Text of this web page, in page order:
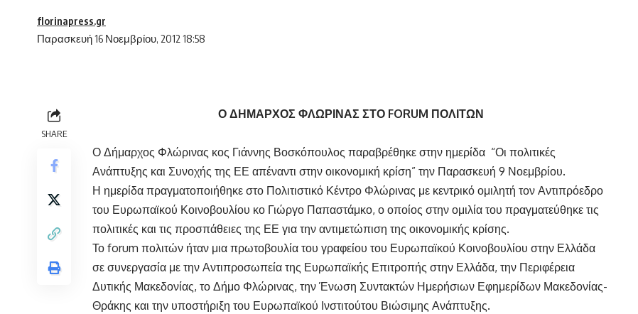
Παρασκευή 16 Νοεμβρίου, 2012 18:58
florinapress.gr
SHARE
Ο ΔΗΜΑΡΧΟΣ ΦΛΩΡΙΝΑΣ ΣΤΟ FORUM ΠΟΛΙΤΩΝ
Ο Δήμαρχος Φλώρινας κος Γιάννης Βοσκόπουλος παραβρέθηκε στην ημερίδα “Οι πολιτικές
Ανάπτυξης και Συνοχής της ΕΕ απέναντι στην οικονομική κρίση” την Παρασκευή 9 Νοεμβρίου.
Η ημερίδα πραγματοποιήθηκε στο Πολιτιστικό Κέντρο Φλώρινας με κεντρικό ομιλητή τον Αντιπρόεδρο
του Ευρωπαϊκού Κοινοβουλίου κο Γιώργο Παπαστάμκο, ο οποίος στην ομιλία του πραγματεύθηκε τις
πολιτικές και τις προσπάθειες της ΕΕ για την αντιμετώπιση της οικονομικής κρίσης.
Το forum πολιτών ήταν μια πρωτοβουλία του γραφείου του Ευρωπαϊκού Κοινοβουλίου στην Ελλάδα
σε συνεργασία με την Αντιπροσωπεία της Ευρωπαϊκής Επιτροπής στην Ελλάδα, την Περιφέρεια
Δυτικής Μακεδονίας, το Δήμο Φλώρινας, την Ένωση Συντακτών Ημερήσιων Εφημερίδων Μακεδονίας-
Θράκης και την υποστήριξη του Ευρωπαϊκού Ινστιτούτου Βιώσιμης Ανάπτυξης.